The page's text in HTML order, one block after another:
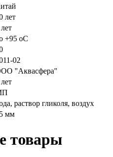
лет
+95 oC
02
"Аквасфера"
раствор гликоля, воздух
мм
товары